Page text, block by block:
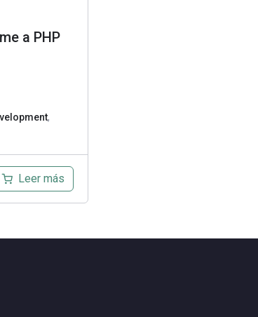
a PHP
,
Leer más